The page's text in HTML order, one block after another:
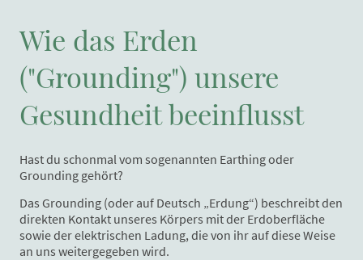
Wie das Erden
("Grounding") unsere
Gesundheit beeinflusst
Hast du schonmal vom sogenannten Earthing oder
Grounding gehört?
Das Grounding (oder auf Deutsch „Erdung“) beschreibt den
direkten Kontakt unseres Körpers mit der Erdoberfläche
sowie der elektrischen Ladung, die von ihr auf diese Weise
an uns weitergegeben wird.